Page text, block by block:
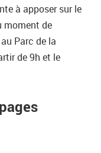
à apposer sur le
moment de
Parc de la
de 9h et le